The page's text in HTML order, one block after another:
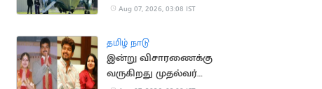
பயணிகள் விமானம்
Aug 07, 2026, 03:08 IST
தமிழ் நாடு
இன்று விசாரணைக்கு
வருகிறது முதல்வர்